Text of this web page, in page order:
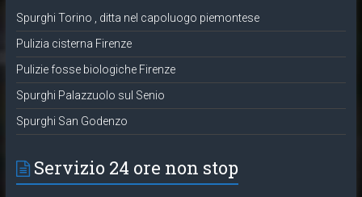
Spurghi Torino , ditta nel capoluogo piemontese
Pulizia cisterna Firenze
Pulizie fosse biologiche Firenze
Spurghi Palazzuolo sul Senio
Spurghi San Godenzo
Servizio 24 ore non stop